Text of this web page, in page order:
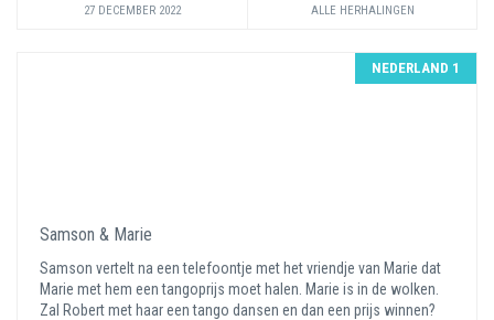
27 DECEMBER 2022 ALLE HERHALINGEN
NEDERLAND 1
Samson & Marie
Samson vertelt na een telefoontje met het vriendje van Marie dat
Marie met hem een tangoprijs moet halen. Marie is in de wolken.
Zal Robert met haar een tango dansen en dan een prijs winnen?